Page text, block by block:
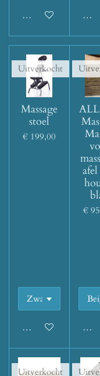
Houd mij op de
Uitverkocht
Massage
stoel
€ 199,00
Houd mij op de
€
Uitverkocht